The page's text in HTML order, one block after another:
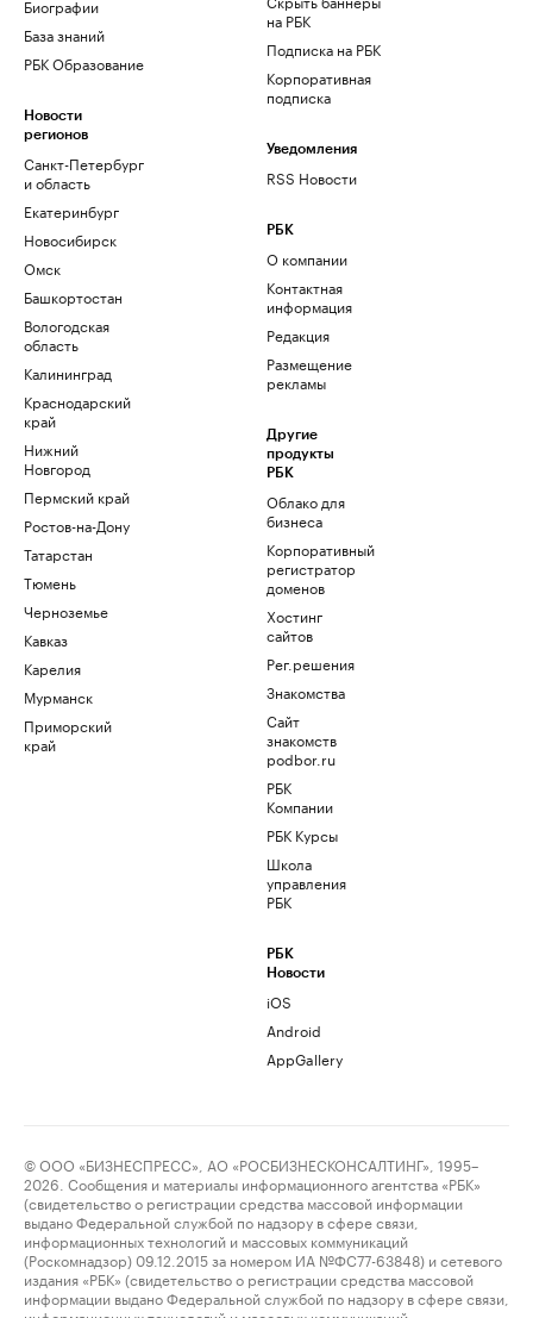
Биографии
База знаний
РБК Образование
Новости
регионов
Санкт-Петербург
и область
Екатеринбург
Новосибирск
Омск
Башкортостан
Вологодская
область
Калининград
Краснодарский
край
Нижний
Новгород
Пермский край
Ростов-на-Дону
Татарстан
Тюмень
Черноземье
Кавказ
Карелия
Мурманск
Приморский
край
на РБК
Подписка на РБК
Корпоративная
подписка
Уведомления
RSS Новости
РБК
О компании
Контактная
информация
Редакция
Размещение
рекламы
Другие
продукты
РБК
Облако для
бизнеса
Корпоративный
регистратор
доменов
Хостинг
сайтов
Рег.решения
Знакомства
Сайт
знакомств
podbor.ru
РБК
Компании
РБК Курсы
Школа
управления
РБК
РБК
Новости
iOS
Android
AppGallery
© ООО «БИЗНЕСПРЕСС», АО «РОСБИЗНЕСКОНСАЛТИНГ», 1995–
2026. Сообщения и материалы информационного агентства «РБК»
(свидетельство о регистрации средства массовой информации
выдано Федеральной службой по надзору в сфере связи,
информационных технологий и массовых коммуникаций
(Роскомнадзор) 09.12.2015 за номером ИА №ФС77-63848) и сетевого
издания «РБК» (свидетельство о регистрации средства массовой
информации выдано Федеральной службой по надзору в сфере связи,